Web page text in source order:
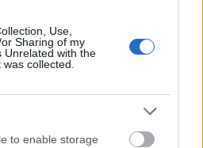
Use,
Sharing of my
Unrelated with the
collected.
to enable storage
szerek jöhetnek
betegségek elleni
az egyelés, az
szinte vonzza a
elrendezéssel ezt